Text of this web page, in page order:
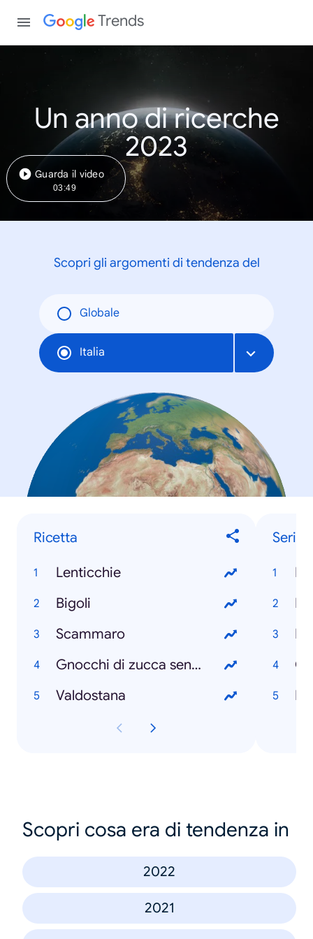
Trends
Un anno di ricerche
2023
Guarda il video
03:49
Scopri gli argomenti di tendenza del
Globale
Italia
Ricetta
Lenticchie
Bigoli
Scammaro
Gnocchi di zucca senza patate
Valdostana
Serie
Scopri cosa era di tendenza in
2022
2021